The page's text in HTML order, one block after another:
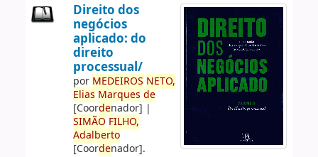
Direito dos
negócios
aplicado: do
direito
processual/
por MEDEIROS NETO,
Elias Marques de
[Coordenador] |
SIMÃO FILHO,
Adalberto
[Coordenador].